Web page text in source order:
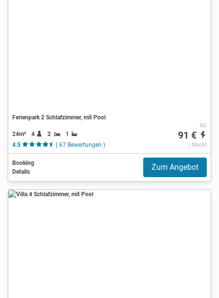
Ferienpark 2 Schlafzimmer, mit Pool
24m² 4 2
1
4.5
( 67 Bewertungen )
Ab
91 €
/ Nacht
Booking
Details
Zum Angebot